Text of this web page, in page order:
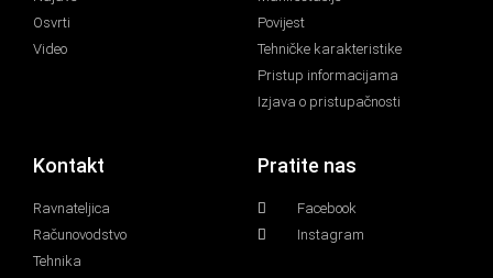
Osvrti
Video
Povijest
Tehničke karakteristike
Pristup informacijama
Izjava o pristupačnosti
Kontakt
Ravnateljica
Računovodstvo
Tehnika
Pratite nas
Facebook
Instagram